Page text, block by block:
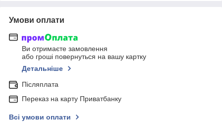
Умови оплати
Ви отримаєте замовлення
або гроші повернуться на вашу картку
Детальніше
Післяплата
Переказ на карту Приватбанку
Всі умови оплати